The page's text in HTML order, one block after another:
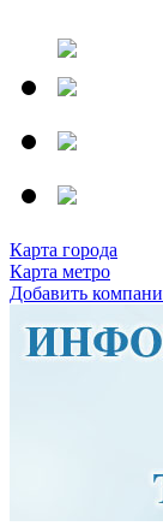
Карта города
Карта метро
Добавить